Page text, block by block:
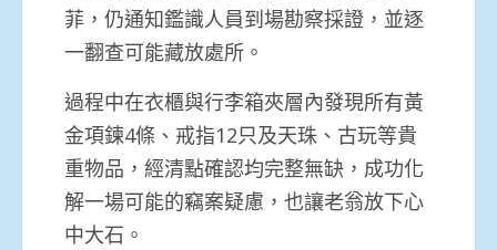
菲，仍通知鑑識人員到場勘察採證，並逐
一翻查可能藏放處所。
過程中在衣櫃與行李箱夾層內發現所有黃
金項鍊4條、戒指12只及天珠、古玩等貴
重物品，經清點確認均完整無缺，成功化
解一場可能的竊案疑慮，也讓老翁放下心
中大石。